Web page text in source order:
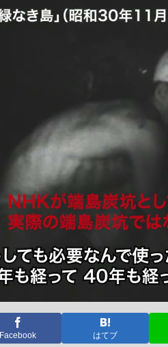
Facebook はてブ